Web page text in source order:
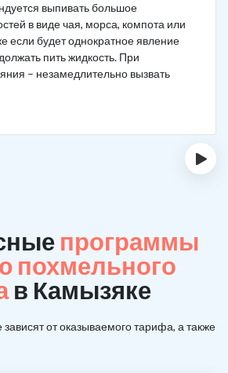
выпивать большое
в виде чая, морса, компота или
если будет однократное явление
пить жидкость. При
– незамедлительно вызвать
›
программы
похмельного
в Камызяке
от оказываемого тарифа, а также